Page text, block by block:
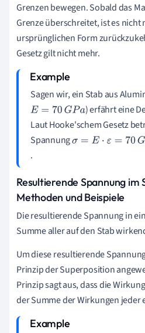
Grenzen bewegen. Sobald das
Grenze überschreitet, ist es nicht
ursprünglichen Form
Gesetz gilt nicht mehr.
Sagen wir, ein Stab aus
E= 70 GPa ) erfährt eine
Laut Hooke'schem Gesetz
Spannungσ
⋅
ε
=
7
0
.
Resultierende Spannung
Methoden und Beispiele
Die resultierende Spannung in
Summe aller auf den Stab
Um diese resultierende
Prinzip der Superposition
Prinzip sagt aus, dass die
der Summe der Wirkungen jeder